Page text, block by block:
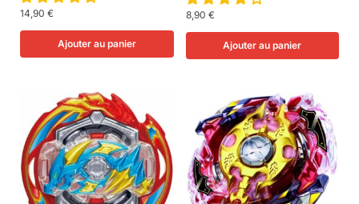
14,90 €
Ajouter au panier
8,90 €
Ajouter au panier